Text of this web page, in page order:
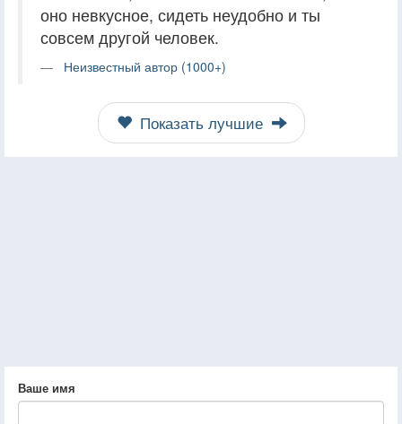
оно невкусное, сидеть неудобно и ты
совсем другой человек.
Неизвестный автор (1000+)
Показать лучшие
Ваше имя